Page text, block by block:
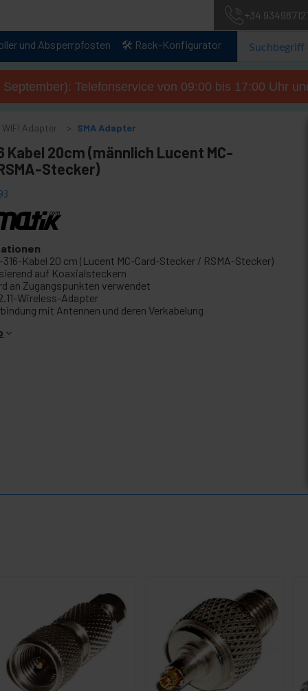
+34 934987121
und Absperrpfosten 🛠️ Rack-Konfigurator
Telefonservice von 09:00 bis 17:00 Uhr
WIFI Adapter SMA Adapter
Kabel 20cm (männlich Lucent MC-
Stecker)
316-Kabel 20 cm (Lucent MC-Card-Stecker / RSMA-Stecker)
auf Koaxialsteckern
an Zugangspunkten verwendet
Wireless-Adapter
mit Antennen und deren Verkabelung